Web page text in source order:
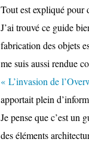
Tout est expliqué pour
J’ai trouvé ce guide
fabrication des objets
me suis aussi rendue
« L’invasion de
apportait plein
Je pense que c’est un
des éléments